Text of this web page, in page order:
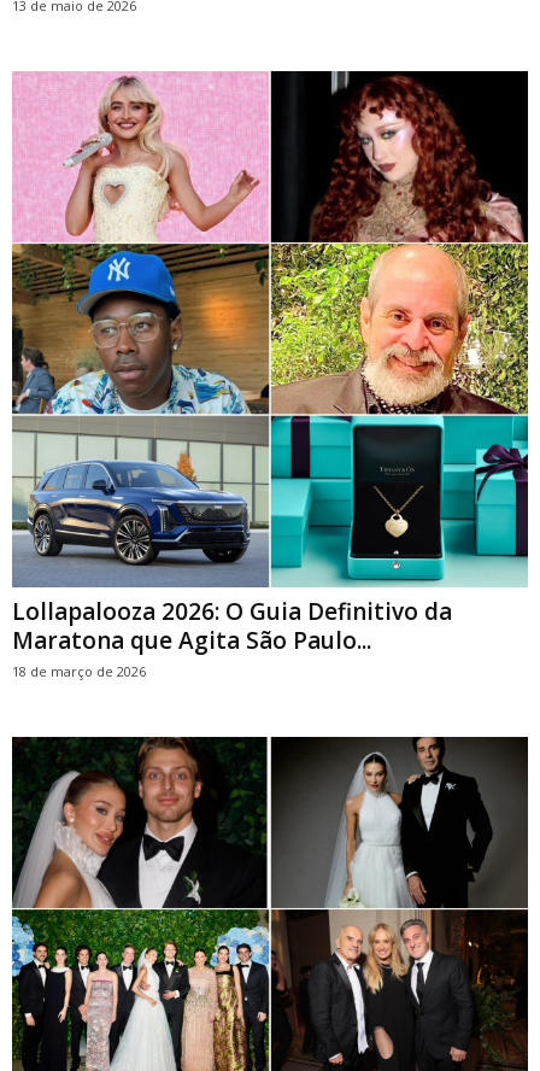
13 de maio de 2026
Lollapalooza 2026: O Guia Definitivo da
Maratona que Agita São Paulo...
18 de março de 2026